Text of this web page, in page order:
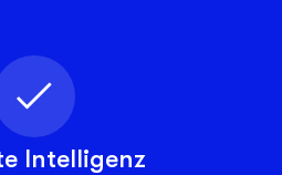
Intelligenz